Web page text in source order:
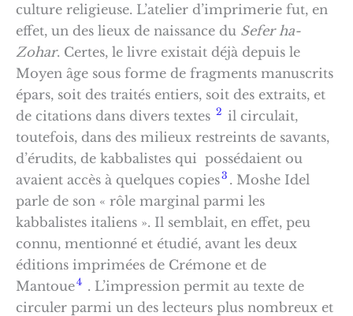
culture religieuse. L’atelier d’imprimerie fut, en
effet, un des lieux de naissance du Sefer ha-
Zohar. Certes, le livre existait déjà depuis le
Moyen âge sous forme de fragments manuscrits
épars, soit des traités entiers, soit des extraits, et
de citations dans divers textes 2 il circulait,
toutefois, dans des milieux restreints de savants,
d’érudits, de kabbalistes qui possédaient ou
avaient accès à quelques copies3 . Moshe Idel
parle de son « rôle marginal parmi les
kabbalistes italiens ». Il semblait, en effet, peu
connu, mentionné et étudié, avant les deux
éditions imprimées de Crémone et de
Mantoue4 . L’impression permit au texte de
circuler parmi un des lecteurs plus nombreux et